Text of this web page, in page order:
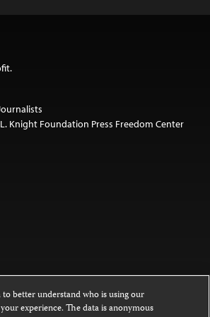
Knight Foundation Press Freedom Center
on this website is licensed under a
to better understand who is using our
experience. The data is anonymous